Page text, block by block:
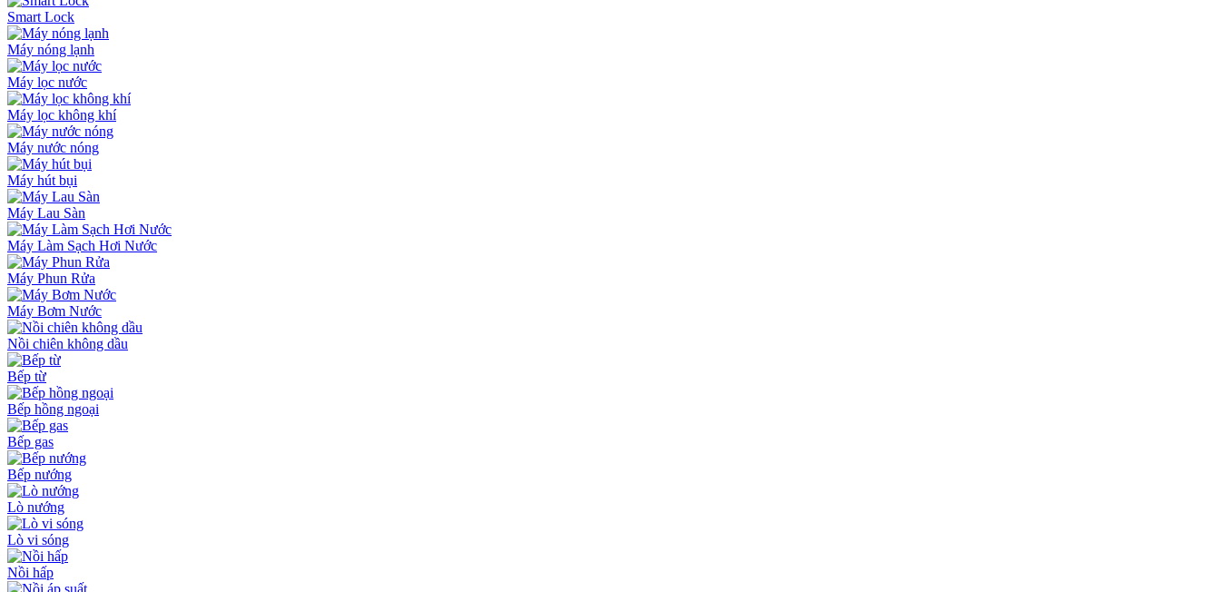
Smart Lock
Máy nóng lạnh
Máy lọc nước
Máy lọc không khí
Máy nước nóng
Máy hút bụi
Máy Lau Sàn
Máy Làm Sạch Hơi Nước
Máy Phun Rửa
Máy Bơm Nước
Nồi chiên không dầu
Bếp từ
Bếp hồng ngoại
Bếp gas
Bếp nướng
Lò nướng
Lò vi sóng
Nồi hấp